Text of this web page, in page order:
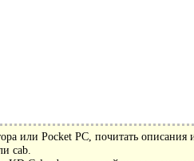
или Pocket PC, почитать
cab.